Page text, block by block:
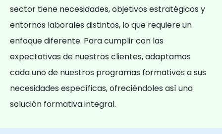
sector tiene necesidades, objetivos estratégicos y
entornos laborales distintos, lo que requiere un
enfoque diferente. Para cumplir con las
expectativas de nuestros clientes, adaptamos
cada uno de nuestros programas formativos a sus
necesidades específicas, ofreciéndoles así una
solución formativa integral.